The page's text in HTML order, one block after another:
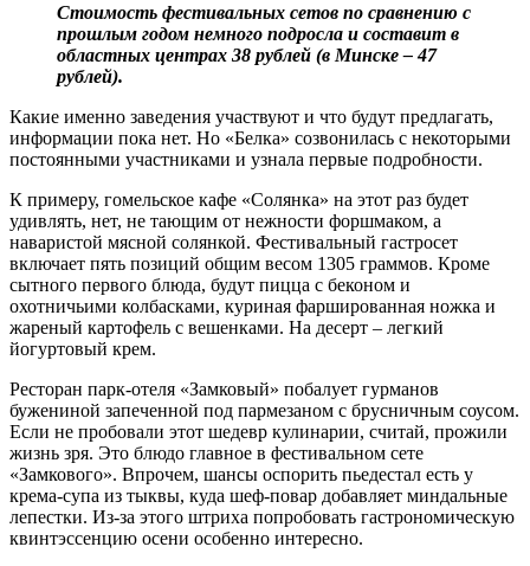
Стоимость фестивальных сетов по сравнению с
прошлым годом немного подросла и составит в
областных центрах 38 рублей (в Минске – 47
рублей).
Какие именно заведения участвуют и что будут предлагать,
информации пока нет. Но «Белка» созвонилась с некоторыми
постоянными участниками и узнала первые подробности.
К примеру, гомельское кафе «Солянка» на этот раз будет
удивлять, нет, не тающим от нежности форшмаком, а
наваристой мясной солянкой. Фестивальный гастросет
включает пять позиций общим весом 1305 граммов. Кроме
сытного первого блюда, будут пицца с беконом и
охотничьими колбасками, куриная фаршированная ножка и
жареный картофель с вешенками. На десерт – легкий
йогуртовый крем.
Ресторан парк-отеля «Замковый» побалует гурманов
бужениной запеченной под пармезаном с брусничным соусом.
Если не пробовали этот шедевр кулинарии, считай, прожили
жизнь зря. Это блюдо главное в фестивальном сете
«Замкового». Впрочем, шансы оспорить пьедестал есть у
крема-супа из тыквы, куда шеф-повар добавляет миндальные
лепестки. Из-за этого штриха попробовать гастрономическую
квинтэссенцию осени особенно интересно.